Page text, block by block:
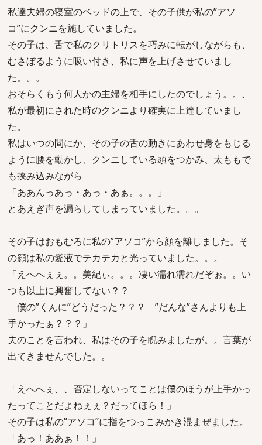
私達夫婦の寝室のベッドの上で、その子供が私の”アソ
コ”にクンニを施していました。
その子は、舌で私のクリトリスを巧みに転がしながらも、
むさぼるように吸い付き、私に声を上げさせていまし
た。。。
おそらくもう何人かの主婦を相手にしたのでしょう。。、
私が最初にされた時のクンニより確実に上達していまし
た。
私はいつの間にか、その子の舌の動きにあわせ身をもじる
ように腰を動かし、クンニしている頭をつかみ、太ももで
も挟み込みながら
「ああんっあっ・あっ・あぁ。。。」
とあえぎ声を漏らしてしまっていました。。。
その子はおもむろに私の”アソコ”から顔を離しました。そ
の顔は私の愛液でテカテカと光っていました。。。
「えへへぇぇ。。美紀ぃ。。。凄い濡れ濡れだぞぉ。。い
つも以上に興奮してない？？
僕の”くんに”どうだった？？？ ”だんな”さんよりも上
手かったぁ？？？」
夫のことを言われ、私はその子を睨みましたが。。言葉が
出てきませんでした。。
「えへへぇ、、否定しないってことは僕のほうが上手かっ
たってことだよねぇぇ？だってほら！」
その子は私の”アソコ”に指をつっこみかき混まぜました。
「あっ！ああぁ！！」